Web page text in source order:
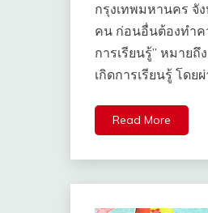
กรุงเทพมหานคร จั
คน ก่อนอื่นต้องทำค
การเรียนรู้” หมาย
เกิดการเรียนรู้ โด
Read More